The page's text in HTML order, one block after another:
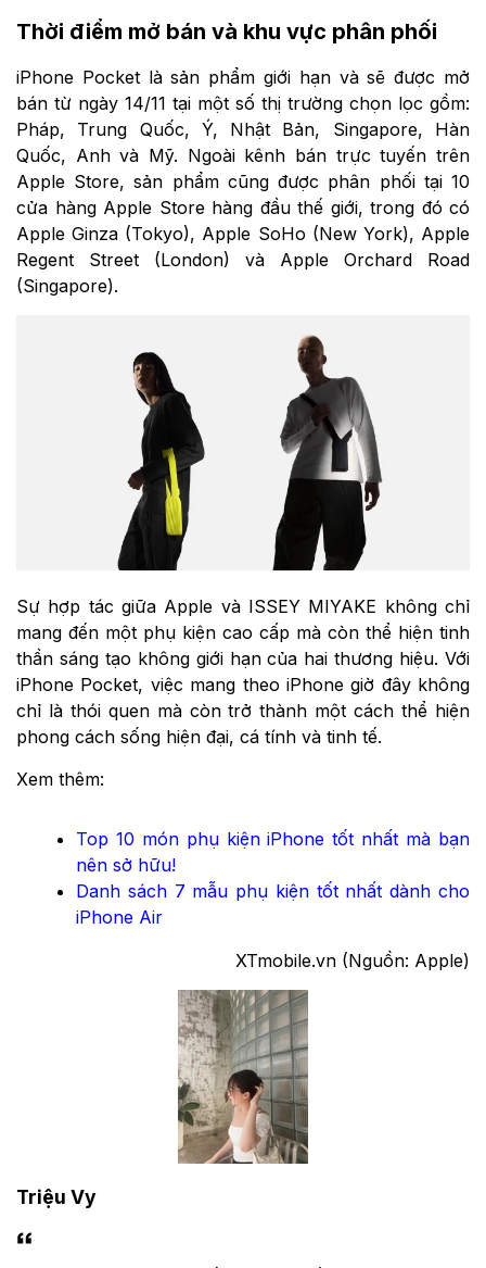
Thời điểm mở bán và khu vực phân phối
iPhone Pocket là sản phẩm giới hạn và sẽ được mở
bán từ ngày 14/11 tại một số thị trường chọn lọc gồm:
Pháp, Trung Quốc, Ý, Nhật Bản, Singapore, Hàn
Quốc, Anh và Mỹ. Ngoài kênh bán trực tuyến trên
Apple Store, sản phẩm cũng được phân phối tại 10
cửa hàng Apple Store hàng đầu thế giới, trong đó có
Apple Ginza (Tokyo), Apple SoHo (New York), Apple
Regent Street (London) và Apple Orchard Road
(Singapore).
Sự hợp tác giữa Apple và ISSEY MIYAKE không chỉ
mang đến một phụ kiện cao cấp mà còn thể hiện tinh
thần sáng tạo không giới hạn của hai thương hiệu. Với
iPhone Pocket, việc mang theo iPhone giờ đây không
chỉ là thói quen mà còn trở thành một cách thể hiện
phong cách sống hiện đại, cá tính và tinh tế.
Xem thêm:
Top 10 món phụ kiện iPhone tốt nhất mà bạn
nên sở hữu!
Danh sách 7 mẫu phụ kiện tốt nhất dành cho
iPhone Air
XTmobile.vn (Nguồn: Apple)
Triệu Vy